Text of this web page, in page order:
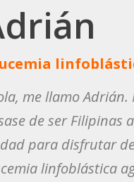
me llamo
de ser Filipinas
para disfrutar
linfoblástica